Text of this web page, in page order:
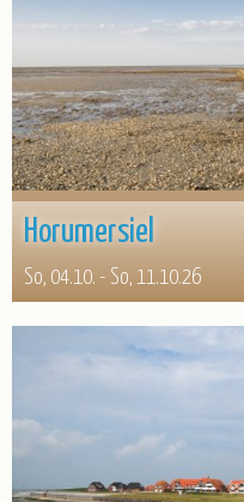
Horumersiel
So, 04.10. - So, 11.10.26